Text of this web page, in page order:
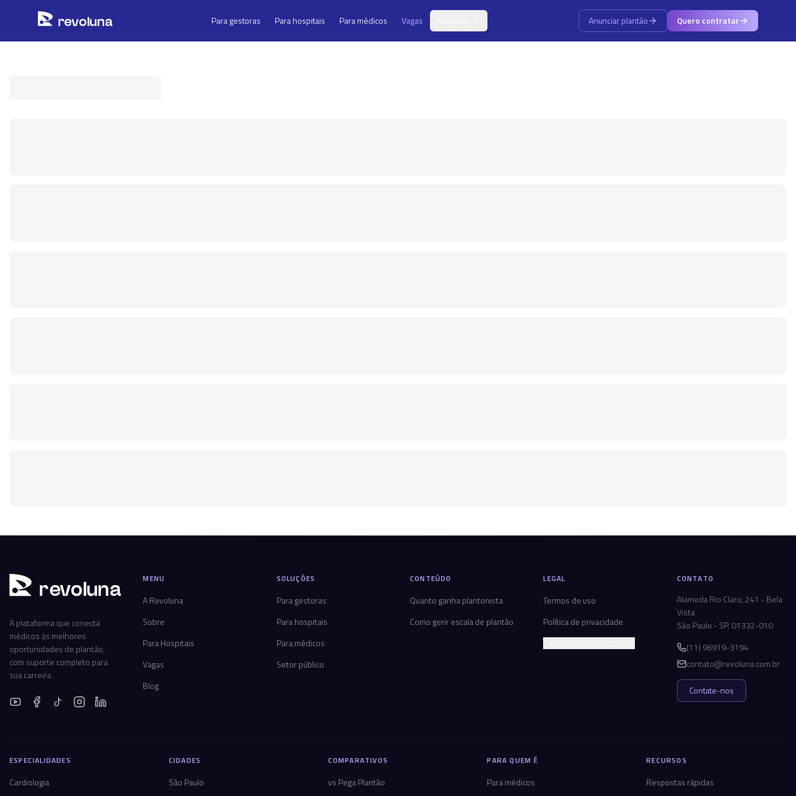
revoluna Para gestoras Para hospitais Para médicos Vagas Anunciar plantão Quero contratar
revoluna
A plataforma que conecta
médicos às melhores
oportunidades de plantão,
com suporte completo para
sua carreira.
MENU
A Revoluna
Sobre
Para Hospitais
Vagas
Blog
SOLUÇÕES
Para gestoras
Para hospitais
Para médicos
Setor público
CONTEÚDO
Quanto ganha plantonista
Como gerir escala de plantão
LEGAL
Termos de uso
Política de privacidade
CONTATO
Alameda Rio Claro, 241 - Bela
Vista
São Paulo - SP, 01332-010
(11) 96919-3194
contato@revoluna.com.br
Contate-nos
ESPECIALIDADES
Cardiologia
CIDADES
São Paulo
COMPARATIVOS
vs Pega Plantão
PARA QUEM É
Para médicos
RECURSOS
Respostas rápidas